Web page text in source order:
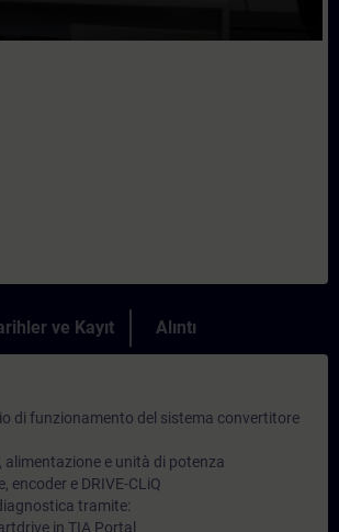
ve Kayıt Alıntı
di funzionamento del sistema convertitore
alimentazione e unità di potenza
encoder e DRIVE-CLiQ
tramite:
in TIA Portal